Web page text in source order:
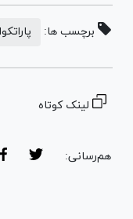
برچسب ها:
لینک کوتاه
هم‌رسانی: